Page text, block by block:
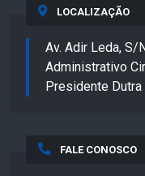
LOCALIZAÇÃO
Av. Adir Leda, S/
Administrativo
Presidente
FALE CONOSCO